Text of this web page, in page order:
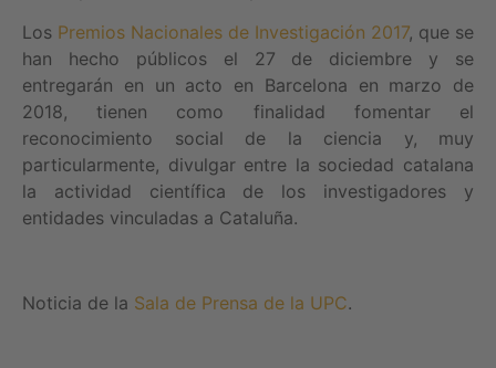
Los Premios Nacionales de Investigación 2017, que se
han hecho públicos el 27 de diciembre y se
entregarán en un acto en Barcelona en marzo de
2018, tienen como finalidad fomentar el
reconocimiento social de la ciencia y, muy
particularmente, divulgar entre la sociedad catalana
la actividad científica de los investigadores y
entidades vinculadas a Cataluña.
Noticia de la Sala de Prensa de la UPC.